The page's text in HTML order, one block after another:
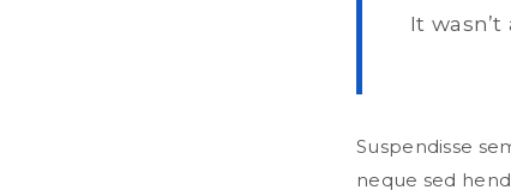
It
Suspendisse
neque sed